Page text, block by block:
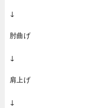
↓
肘曲げ
↓
肩上げ
↓